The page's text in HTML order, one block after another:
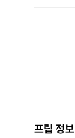
프립 정보